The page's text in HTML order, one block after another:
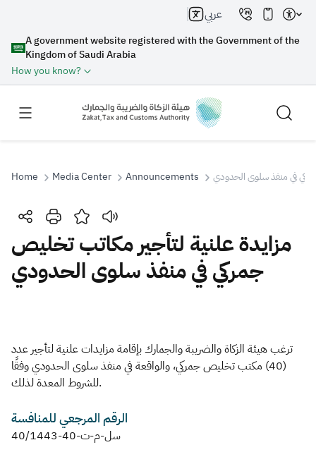
A government website registered with the Government of the
Kingdom of Saudi Arabia
How you know?
عربي
Search
Search Search AI
Zakat Customs VAT
Tax Declaration
Real Estate Transactions
Home Media Center Announcements في منفذ سلوى الحدودي
مزايدة علنية لتأجير مكاتب تخليص
جمركي في منفذ سلوى الحدودي
ترغب هيئة الزكاة والضريبة والجمارك بإقامة مزايدات علنية لتأجير عدد
(40) مكتب تخليص جمركي، والواقعة في منفذ سلوى الحدودي وفقًا
للشروط المعدة لذلك.
الرقم المرجعي للمنافسة
سل-م-ت-40-40/1443